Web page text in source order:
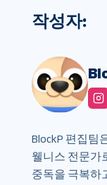
작성자:
BlockP 편집팀
웰니스 전문가
중독을 극복하